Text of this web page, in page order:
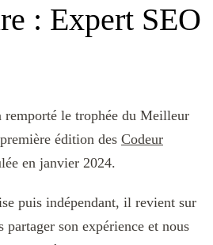
: Expert SEO
le trophée du Meilleur
édition des Codeur
en janvier 2024.
puis indépendant, il revient sur
partager son expérience et nous